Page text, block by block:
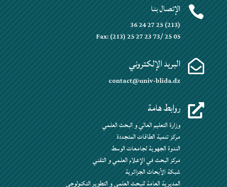
 الإتصال بنا
(213) 25 27 24 36
Fax: (213) 25 27 23 73/ 25 05
 البريد الإلكتروني
contact@univ-blida.dz
 روابط هامة
وزارة التعليم العالي و البحث العلمي
مركز تنمية الطاقات المتجددة
الندوة الجهوية لجامعات الوسط
مركز البحث في الإعلام العلمي و التقني
شبكة الأبحاث الجزائرية
المديرية العامة للبحث العلمي و التطوير التكنولوجي